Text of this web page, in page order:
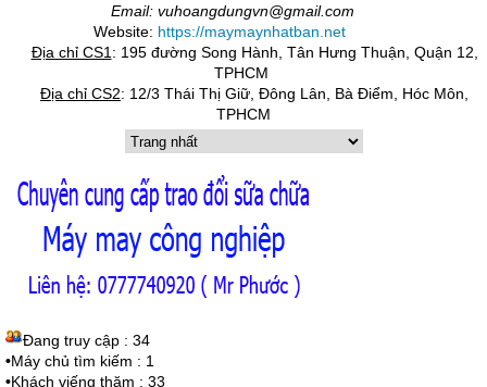
Email: vuhoangdungvn@gmail.com
Website: https://maymaynhatban.net
Địa chỉ CS1 : 195 đường Song Hành, Tân Hưng Thuận, Quận 12,
TPHCM
Địa chỉ CS2: 12/3 Thái Thị Giữ, Đông Lân, Bà Điểm, Hóc Môn,
TPHCM
Đang truy cập : 34
•Máy chủ tìm kiếm : 1
•Khách viếng thăm : 33